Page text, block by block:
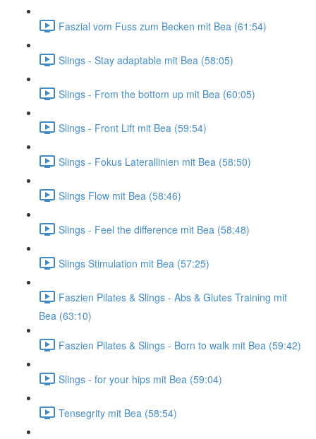
Faszial vom Fuss zum Becken mit Bea (61:54)
Slings - Stay adaptable mit Bea (58:05)
Slings - From the bottom up mit Bea (60:05)
Slings - Front Lift mit Bea (59:54)
Slings - Fokus Laterallinien mit Bea (58:50)
Slings Flow mit Bea (58:46)
Slings - Feel the difference mit Bea (58:48)
Slings Stimulation mit Bea (57:25)
Faszien Pilates & Slings - Abs & Glutes Training mit
Bea (63:10)
Faszien Pilates & Slings - Born to walk mit Bea (59:42)
Slings - for your hips mit Bea (59:04)
Tensegrity mit Bea (58:54)